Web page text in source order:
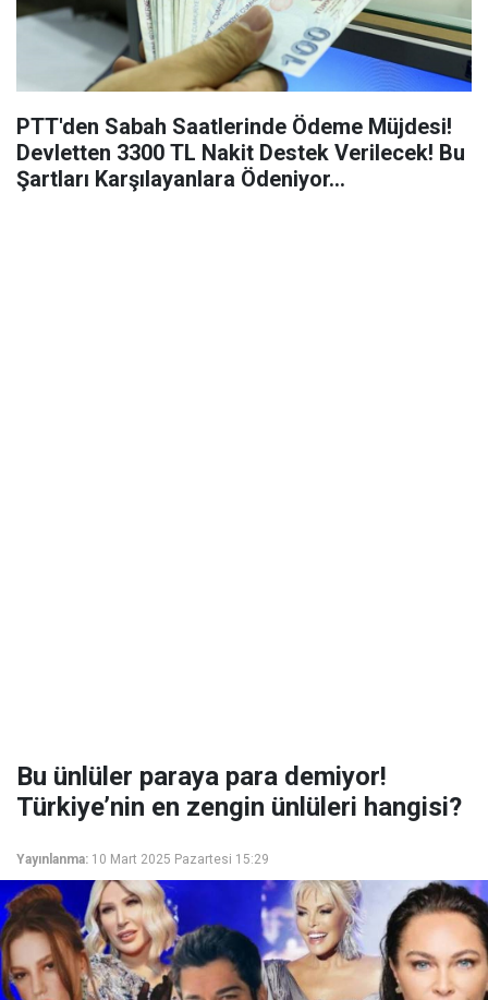
PTT'den Sabah Saatlerinde Ödeme Müjdesi!
Devletten 3300 TL Nakit Destek Verilecek! Bu
Şartları Karşılayanlara Ödeniyor…
Bu ünlüler paraya para demiyor!
Türkiye’nin en zengin ünlüleri hangisi?
Yayınlanma: 10 Mart 2025 Pazartesi 15:29